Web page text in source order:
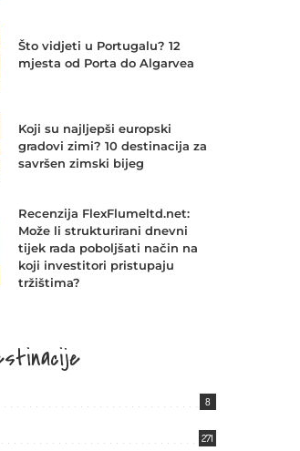
Što vidjeti u Portugalu? 12
mjesta od Porta do Algarvea
Koji su najljepši europski
gradovi zimi? 10 destinacija za
savršen zimski bijeg
Recenzija FlexFlumeltd.net:
Može li strukturirani dnevni
tijek rada poboljšati način na
koji investitori pristupaju
tržištima?
8
271